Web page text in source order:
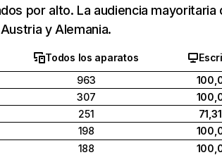
por alto. La audiencia mayoritaria
y Alemania.
Todos los aparatos
963
307
251
198
188